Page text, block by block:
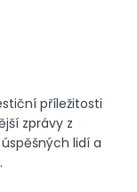
příležitosti
zprávy z
lidí a